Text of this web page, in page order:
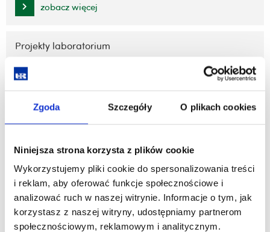
Zgoda Szczegóły O plikach cookies
Niniejsza strona korzysta z plików cookie
Wykorzystujemy pliki cookie do spersonalizowania treści
i reklam, aby oferować funkcje społecznościowe i
analizować ruch w naszej witrynie. Informacje o tym, jak
korzystasz z naszej witryny, udostępniamy partnerom
społecznościowym, reklamowym i analitycznym.
zobacz więcej
Projekty laboratorium
Aparatura i wyposażenie aparaturowe
zobacz więcej